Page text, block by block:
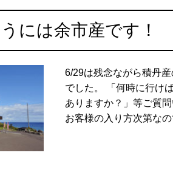
には余市産です！
6/29は残念ながら積丹
でした。 「何時に行け
ありますか？」等ご質
お客様の入り方次第な